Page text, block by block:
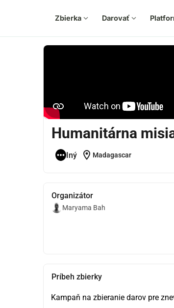
Zbierka expand_more Darovať expand_more
Humanitárna
Iný location_on Madagascar
Organizátor
Maryama Bah
Príbeh zbierky
Kampaň na zbieranie darov pre